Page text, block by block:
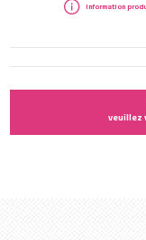
Information
veuillez